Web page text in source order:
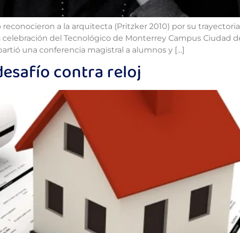
a la arquitecta (Pritzker 2010) por su
del Tecnológico de Monterrey Campus Ciudad
una conferencia magistral a alumnos y […]
contra reloj